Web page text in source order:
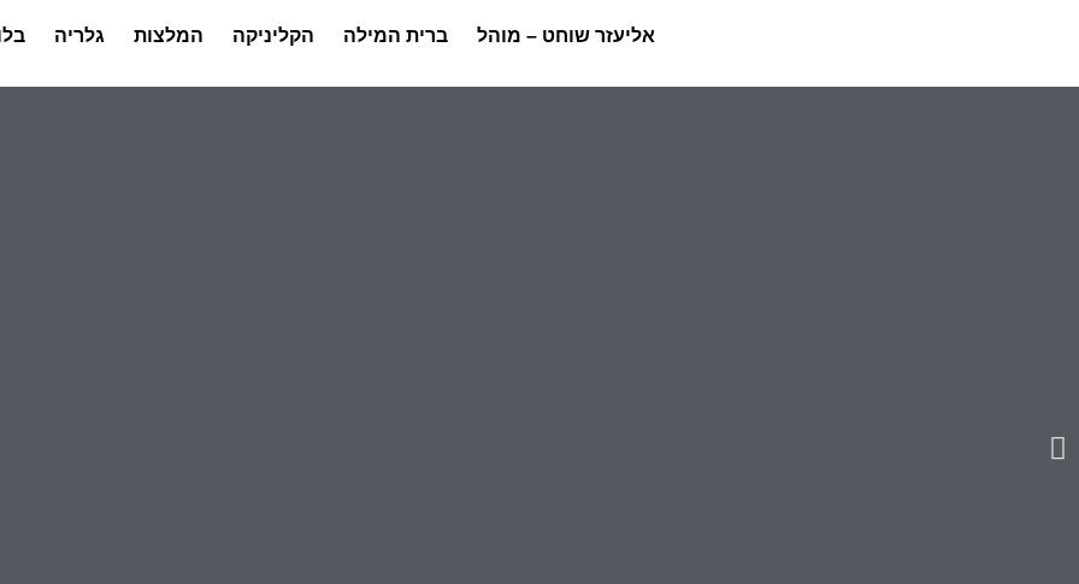
אליעזר שוחט – מוהל ברית המילה הקליניקה המלצות גלריה